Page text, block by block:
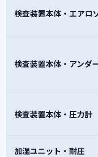
検査装置本体・エアロ
検査装置本体・アンダ
検査装置本体・圧力計
加湿ユニット・耐圧